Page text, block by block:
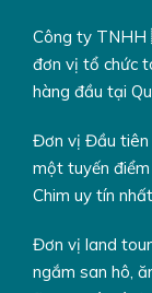
Công ty TNHH
đơn vị tổ chức
hàng đầu tại
Đơn vị Đầu tiên
một tuyến
Chim uy tín
Đơn vị land
ngắm san hô,